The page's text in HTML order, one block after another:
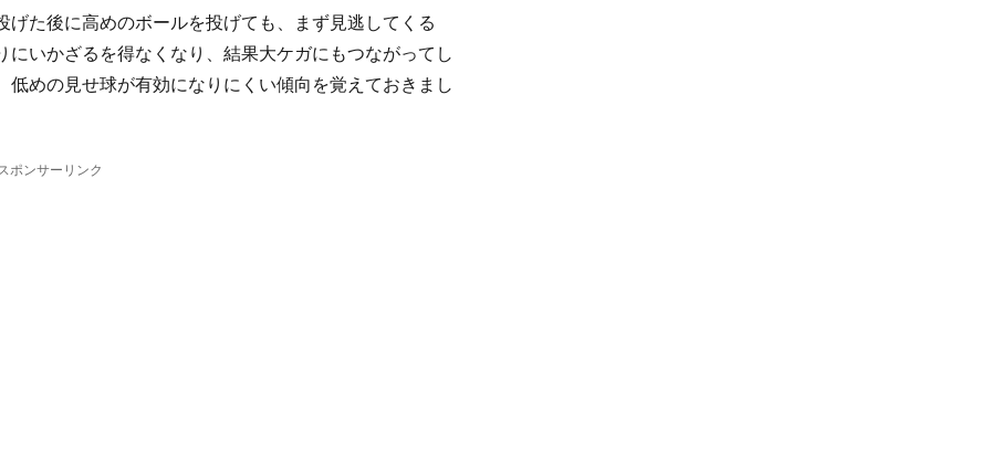
た後に高めのボールを投げても、まず見逃してくる
いかざるを得なくなり、結果大ケガにもつながってし
めの見せ球が有効になりにくい傾向を覚えておきまし
ポンサーリンク